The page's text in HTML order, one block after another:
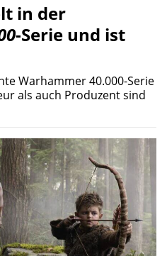
in der
-Serie und ist
Warhammer 40.000-Serie
als auch Produzent sind